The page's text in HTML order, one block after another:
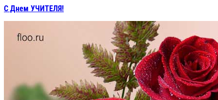
С Днем УЧИТЕЛЯ!